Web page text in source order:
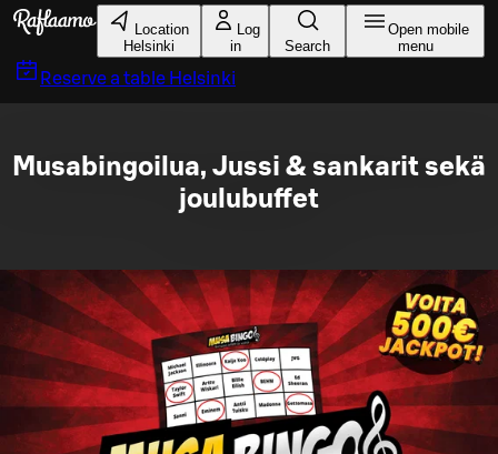
Skip to main content
Location
Helsinki
Log
in
Search
Open mobile
menu
Reserve a table Helsinki
Musabingoilua, Jussi & sankarit sekä
joulubuffet